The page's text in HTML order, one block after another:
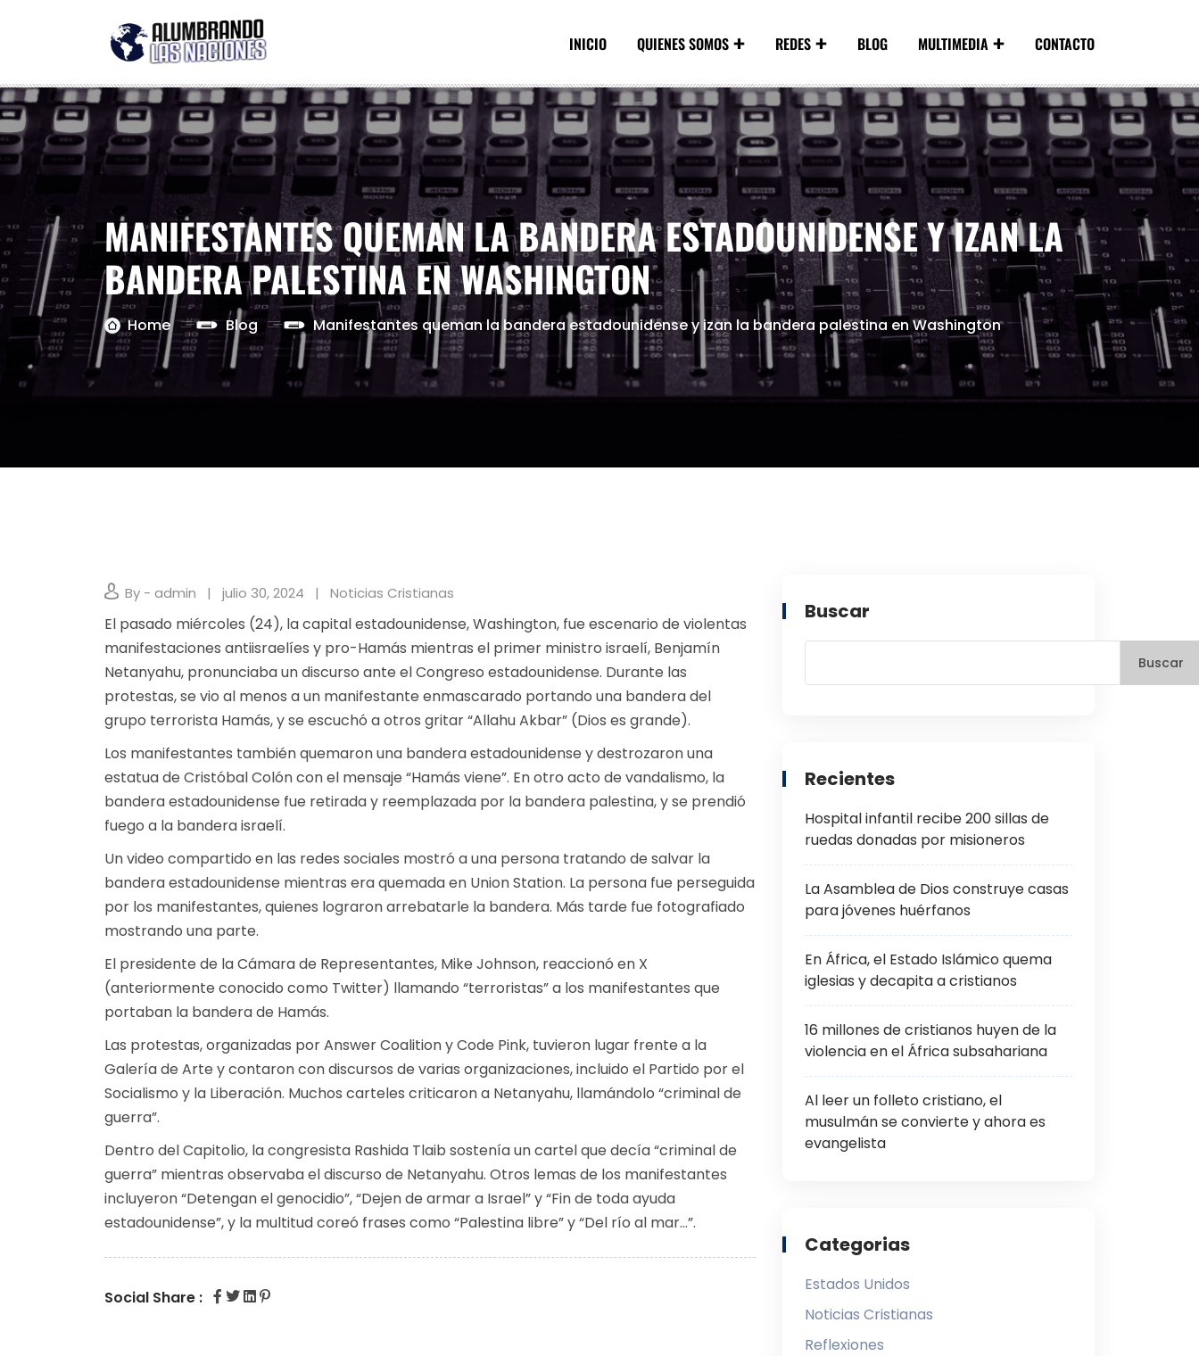
INICIO QUIENES SOMOS REDES BLOG MULTIMEDIA CONTACTO
MANIFESTANTES QUEMAN LA BANDERA ESTADOUNIDENSE Y IZAN LA
BANDERA PALESTINA EN WASHINGTON
Home Blog Manifestantes queman la bandera estadounidense y izan la bandera palestina en Washington
By - admin julio 30, 2024 Noticias Cristianas
El pasado miércoles (24), la capital estadounidense, Washington, fue escenario de violentas
manifestaciones antiisraelíes y pro-Hamás mientras el primer ministro israelí, Benjamín
Netanyahu, pronunciaba un discurso ante el Congreso estadounidense. Durante las
protestas, se vio al menos a un manifestante enmascarado portando una bandera del
grupo terrorista Hamás, y se escuchó a otros gritar “Allahu Akbar” (Dios es grande).
Los manifestantes también quemaron una bandera estadounidense y destrozaron una
estatua de Cristóbal Colón con el mensaje “Hamás viene”. En otro acto de vandalismo, la
bandera estadounidense fue retirada y reemplazada por la bandera palestina, y se prendió
fuego a la bandera israelí.
Un video compartido en las redes sociales mostró a una persona tratando de salvar la
bandera estadounidense mientras era quemada en Union Station. La persona fue perseguida
por los manifestantes, quienes lograron arrebatarle la bandera. Más tarde fue fotografiado
mostrando una parte.
El presidente de la Cámara de Representantes, Mike Johnson, reaccionó en X
(anteriormente conocido como Twitter) llamando “terroristas” a los manifestantes que
portaban la bandera de Hamás.
Las protestas, organizadas por Answer Coalition y Code Pink, tuvieron lugar frente a la
Galería de Arte y contaron con discursos de varias organizaciones, incluido el Partido por el
Socialismo y la Liberación. Muchos carteles criticaron a Netanyahu, llamándolo “criminal de
guerra”.
Dentro del Capitolio, la congresista Rashida Tlaib sostenía un cartel que decía “criminal de
guerra” mientras observaba el discurso de Netanyahu. Otros lemas de los manifestantes
incluyeron “Detengan el genocidio”, “Dejen de armar a Israel” y “Fin de toda ayuda
estadounidense”, y la multitud coreó frases como “Palestina libre” y “Del río al mar…”.
Social Share :
Buscar
Buscar
Recientes
Hospital infantil recibe 200 sillas de
ruedas donadas por misioneros
La Asamblea de Dios construye casas
para jóvenes huérfanos
En África, el Estado Islámico quema
iglesias y decapita a cristianos
16 millones de cristianos huyen de la
violencia en el África subsahariana
Al leer un folleto cristiano, el
musulmán se convierte y ahora es
evangelista
Categorias
Estados Unidos
Noticias Cristianas
Reflexiones